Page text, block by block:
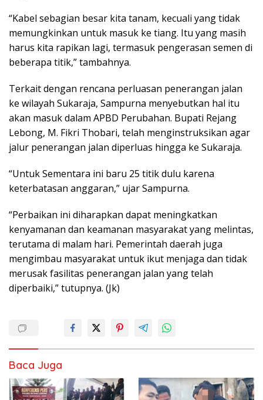
“Kabel sebagian besar kita tanam, kecuali yang tidak
memungkinkan untuk masuk ke tiang. Itu yang masih
harus kita rapikan lagi, termasuk pengerasan semen di
beberapa titik,” tambahnya.
Terkait dengan rencana perluasan penerangan jalan
ke wilayah Sukaraja, Sampurna menyebutkan hal itu
akan masuk dalam APBD Perubahan. Bupati Rejang
Lebong, M. Fikri Thobari, telah menginstruksikan agar
jalur penerangan jalan diperluas hingga ke Sukaraja.
“Untuk Sementara ini baru 25 titik dulu karena
keterbatasan anggaran,” ujar Sampurna.
“Perbaikan ini diharapkan dapat meningkatkan
kenyamanan dan keamanan masyarakat yang melintas,
terutama di malam hari. Pemerintah daerah juga
mengimbau masyarakat untuk ikut menjaga dan tidak
merusak fasilitas penerangan jalan yang telah
diperbaiki,” tutupnya. (Jk)
Baca Juga